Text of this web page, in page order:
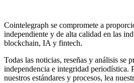
Cointelegraph se compromete a
independiente y de alta calidad en las
blockchain, IA y fintech.
Todas las noticias, reseñas y análisis se
independencia e integridad periodística.
nuestros estándares y procesos, lea